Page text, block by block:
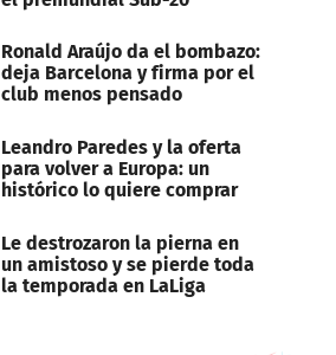
Ronald Araújo da el bombazo:
deja Barcelona y firma por el
club menos pensado
Leandro Paredes y la oferta
para volver a Europa: un
histórico lo quiere comprar
Le destrozaron la pierna en
un amistoso y se pierde toda
la temporada en LaLiga